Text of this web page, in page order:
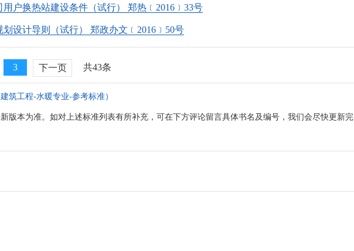
户换热站建设条件（试行） 郑热﹝2016﹞33号
设计导则（试行） 郑政办文﹝2016﹞50号
3 下一页 共43条
筑工程-水暖专业-参考标准）
版本为准。如对上述标准列表有所补充，可在下方评论留言具体书名及编号，我们会尽快更新完